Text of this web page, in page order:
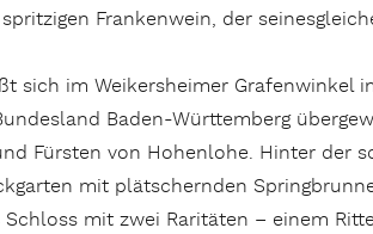
Frankenwein, der
sich im Weikersheimer Grafenwinkel
Baden-Württemberg
Fürsten von Hohenlohe. Hinter der
mit plätschernden
mit zwei Raritäten – einem